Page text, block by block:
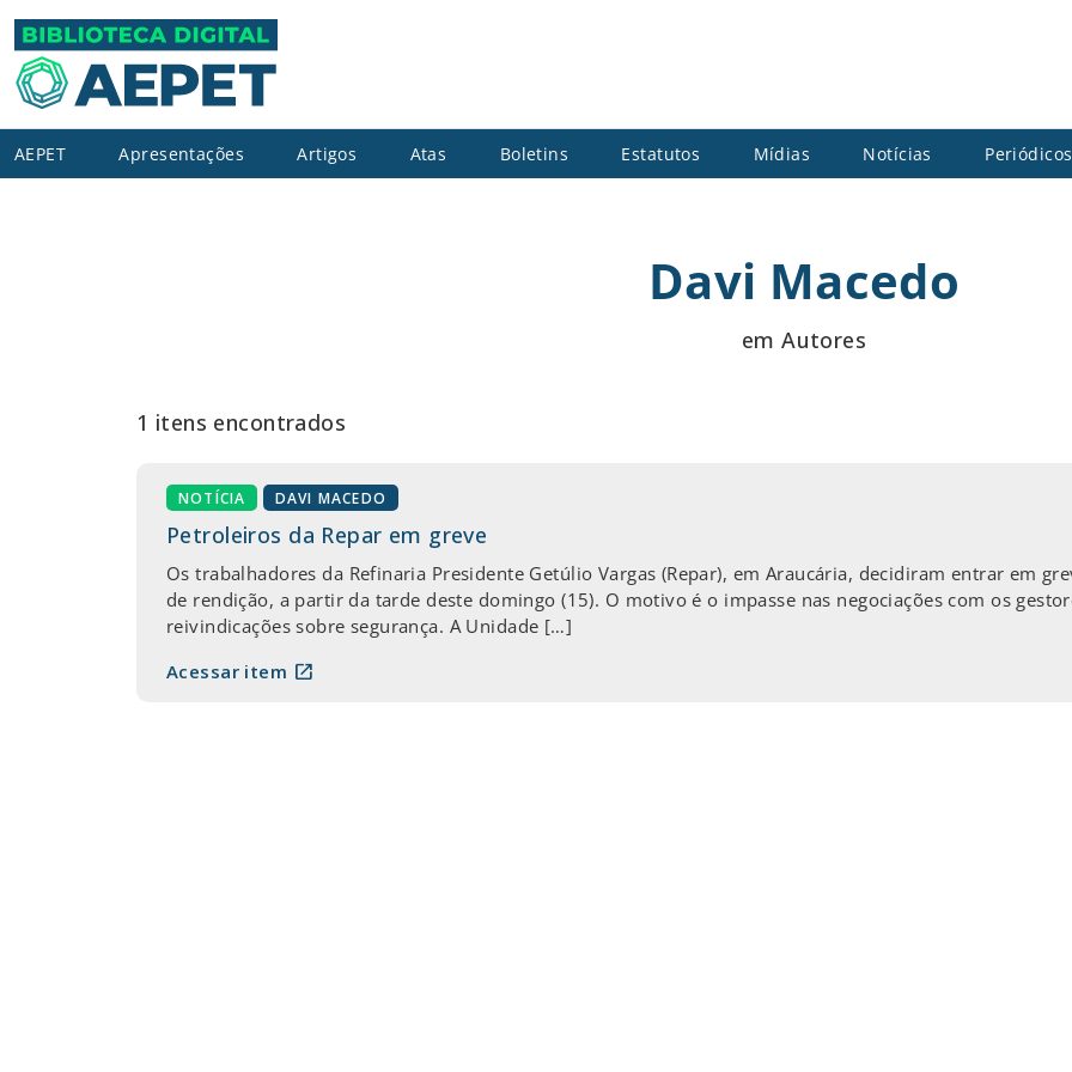
AEPET Apresentações Artigos Atas Boletins Estatutos Mídias Notícias Periódicos
Davi Macedo
em Autores
1 itens encontrados
NOTÍCIA DAVI MACEDO
Petroleiros da Repar em greve
Os trabalhadores da Refinaria Presidente Getúlio Vargas (Repar), em Araucária, decidiram entrar em
de rendição, a partir da tarde deste domingo (15). O motivo é o impasse nas negociações com os
reivindicações sobre segurança. A Unidade […]
Acessar item open_in_new